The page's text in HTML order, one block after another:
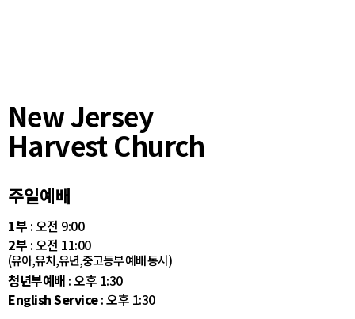
New Jersey
Harvest Church
주일예배
1부 : 오전 9:00
2부 : 오전 11:00
(유아,유치,유년,중고등부 예배 동시)
청년부예배 : 오후 1:30
English Service: 오후 1:30